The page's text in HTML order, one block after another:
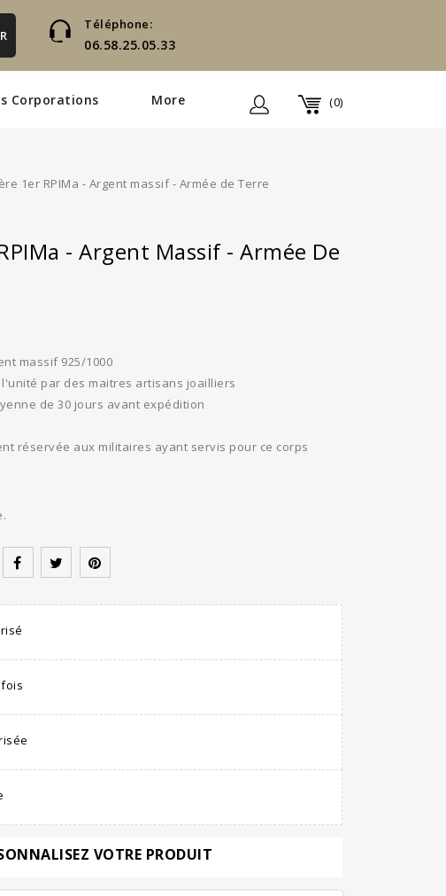
Téléphone:
06.58.25.05.33
(0)
Corporations More
1er RPIMa - Argent massif - Armée de Terre
- Argent Massif - Armée De
massif 925/1000
l'unité par des maitres artisans joailliers
de 30 jours avant expédition
réservée aux militaires ayant servis pour ce corps
VOTRE PRODUIT